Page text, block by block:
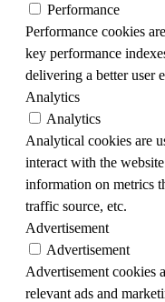
Performance
Performance cookies
key performance
delivering a better user
Analytics
Analytics
Analytical cookies are
interact with the
information on metrics
traffic source, etc.
Advertisement
Advertisement
Advertisement cookies
relevant ads and